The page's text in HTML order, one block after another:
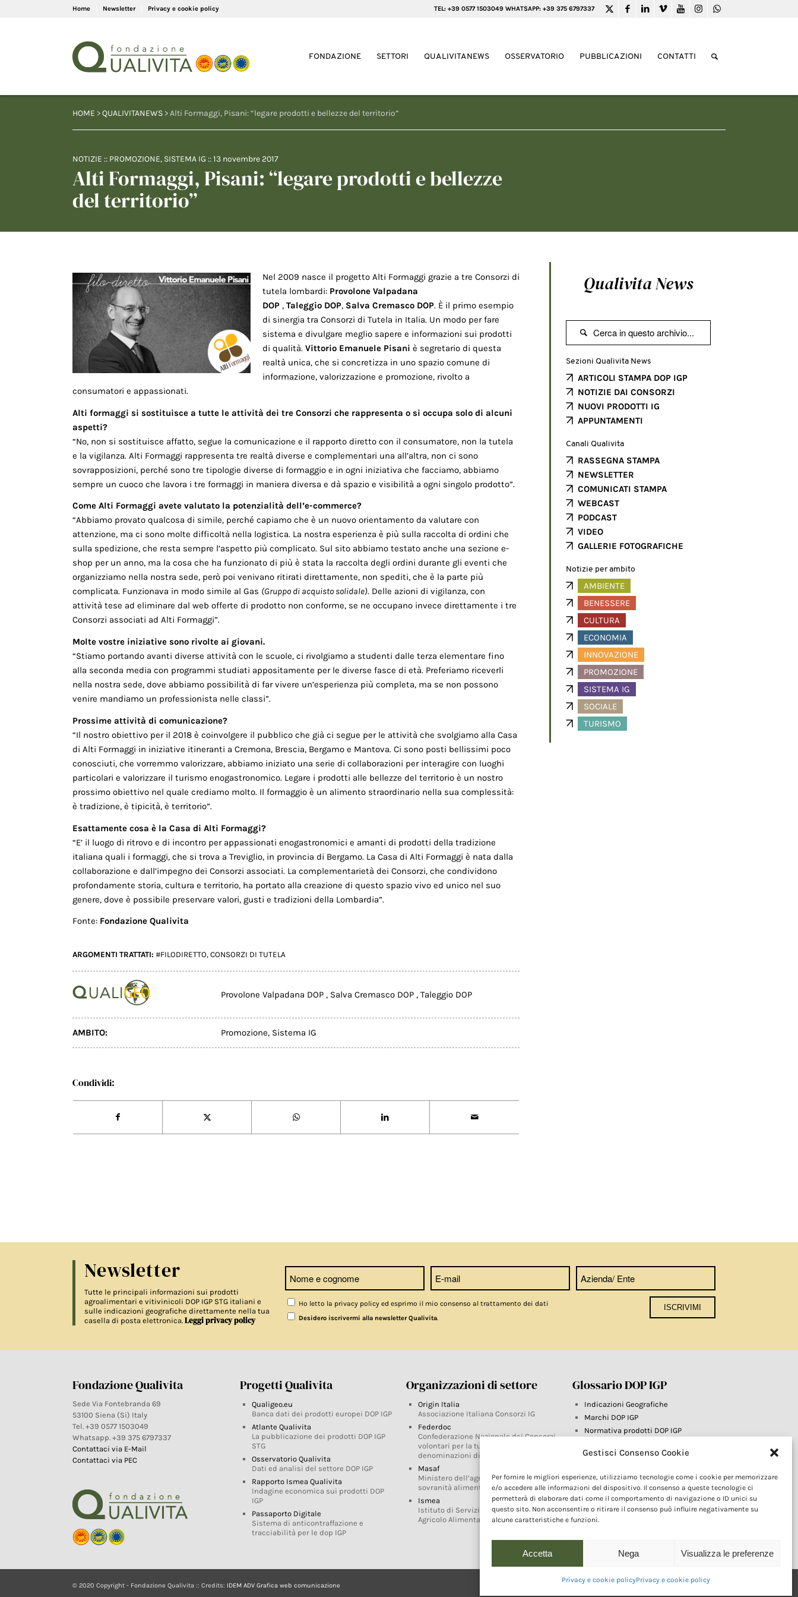
Gestisci Consenso Cookie
Per fornire le migliori esperienze, utilizziamo tecnologie come i cookie per memorizzare
e/o accedere alle informazioni del dispositivo. Il consenso a queste tecnologie ci
permetterà di elaborare dati come il comportamento di navigazione o ID unici su
questo sito. Non acconsentire o ritirare il consenso può influire negativamente su
alcune caratteristiche e funzioni.
Accetta Nega Visualizza le preferenze
Privacy e cookie policyPrivacy e cookie policy
Home Newsletter Privacy e cookie policy TEL: +39 0577 1503049 WHATSAPP: +39 375 6797337
FONDAZIONE SETTORI QUALIVITANEWS OSSERVATORIO PUBBLICAZIONI CONTATTI
HOME >QUALIVITANEWS > Alti Formaggi, Pisani: “legare prodotti e bellezze del territorio”
NOTIZIE :: PROMOZIONE, SISTEMA IG ::13 novembre 2017
Alti Formaggi, Pisani: “legare prodotti e bellezze
del territorio”
Nel 2009 nasce il progetto Alti Formaggi grazie a tre Consorzi di
tutela lombardi: Provolone Valpadana
DOP , Taleggio DOP, Salva Cremasco DOP. È il primo esempio
di sinergia tra Consorzi di Tutela in Italia. Un modo per fare
sistema e divulgare meglio sapere e informazioni sui prodotti
di qualità. Vittorio Emanuele Pisani è segretario di questa
realtà unica, che si concretizza in uno spazio comune di
informazione, valorizzazione e promozione, rivolto a
consumatori e appassionati.
Alti formaggi si sostituisce a tutte le attività dei tre Consorzi che rappresenta o si occupa solo di alcuni
aspetti?
“No, non si sostituisce affatto, segue la comunicazione e il rapporto diretto con il consumatore, non la tutela
e la vigilanza. Alti Formaggi rappresenta tre realtà diverse e complementari una all’altra, non ci sono
sovrapposizioni, perché sono tre tipologie diverse di formaggio e in ogni iniziativa che facciamo, abbiamo
sempre un cuoco che lavora i tre formaggi in maniera diversa e dà spazio e visibilità a ogni singolo prodotto”.
Come Alti Formaggi avete valutato la potenzialità dell’e-commerce?
“Abbiamo provato qualcosa di simile, perché capiamo che è un nuovo orientamento da valutare con
attenzione, ma ci sono molte difficoltà nella logistica. La nostra esperienza è più sulla raccolta di ordini che
sulla spedizione, che resta sempre l’aspetto più complicato. Sul sito abbiamo testato anche una sezione e-
shop per un anno, ma la cosa che ha funzionato di più è stata la raccolta degli ordini durante gli eventi che
organizziamo nella nostra sede, però poi venivano ritirati direttamente, non spediti, che è la parte più
complicata. Funzionava in modo simile al Gas (Gruppo di acquisto solidale). Delle azioni di vigilanza, con
attività tese ad eliminare dal web offerte di prodotto non conforme, se ne occupano invece direttamente i tre
Consorzi associati ad Alti Formaggi”.
Molte vostre iniziative sono rivolte ai giovani.
“Stiamo portando avanti diverse attività con le scuole, ci rivolgiamo a studenti dalle terza elementare fino
alla seconda media con programmi studiati appositamente per le diverse fasce di età. Preferiamo riceverli
nella nostra sede, dove abbiamo possibilità di far vivere un’esperienza più completa, ma se non possono
venire mandiamo un professionista nelle classi”.
Prossime attività di comunicazione?
“Il nostro obiettivo per il 2018 è coinvolgere il pubblico che già ci segue per le attività che svolgiamo alla Casa
di Alti Formaggi in iniziative itineranti a Cremona, Brescia, Bergamo e Mantova. Ci sono posti bellissimi poco
conosciuti, che vorremmo valorizzare, abbiamo iniziato una serie di collaborazioni per interagire con luoghi
particolari e valorizzare il turismo enogastronomico. Legare i prodotti alle bellezze del territorio è un nostro
prossimo obiettivo nel quale crediamo molto. Il formaggio è un alimento straordinario nella sua complessità:
è tradizione, è tipicità, è territorio”.
Esattamente cosa è la Casa di Alti Formaggi?
“E’ il luogo di ritrovo e di incontro per appassionati enogastronomici e amanti di prodotti della tradizione
italiana quali i formaggi, che si trova a Treviglio, in provincia di Bergamo. La Casa di Alti Formaggi è nata dalla
collaborazione e dall’impegno dei Consorzi associati. La complementarietà dei Consorzi, che condividono
profondamente storia, cultura e territorio, ha portato alla creazione di questo spazio vivo ed unico nel suo
genere, dove è possibile preservare valori, gusti e tradizioni della Lombardia”.
Fonte: Fondazione Qualivita
ARGOMENTI TRATTATI: #FILODIRETTO, CONSORZI DI TUTELA
Provolone Valpadana DOP , Salva Cremasco DOP , Taleggio DOP
AMBITO: Promozione, Sistema IG
Condividi:
Qualivita News

Sezioni Qualivita News
ARTICOLI STAMPA DOP IGP
NOTIZIE DAI CONSORZI
NUOVI PRODOTTI IG
APPUNTAMENTI
Canali Qualivita
RASSEGNA STAMPA
NEWSLETTER
COMUNICATI STAMPA
WEBCAST
PODCAST
VIDEO
GALLERIE FOTOGRAFICHE
Notizie per ambito
AMBIENTE
BENESSERE
CULTURA
ECONOMIA
INNOVAZIONE
PROMOZIONE
SISTEMA IG
SOCIALE
TURISMO
Newsletter
Tutte le principali informazioni sui prodotti
agroalimentari e vitivinicoli DOP IGP STG italiani e
sulle indicazioni geografiche direttamente nella tua
casella di posta elettronica. Leggi privacy policy
Ho letto la privacy policy ed esprimo il mio consenso al trattamento dei dati
Desidero iscrivermi alla newsletter Qualivita.
Fondazione Qualivita
Sede Via Fontebranda 69
53100 Siena (Si) Italy
Tel. +39 0577 1503049
Whatsapp. +39 375 6797337
Contattaci via E-Mail
Contattaci via PEC
Progetti Qualivita
Qualigeo.eu
Banca dati dei prodotti europei DOP IGP
Atlante Qualivita
La pubblicazione dei prodotti DOP IGP
STG
Osservatorio Qualivita
Dati ed analisi del settore DOP IGP
Rapporto Ismea Qualivita
Indagine economica sui prodotti DOP
IGP
Passaporto Digitale
Sistema di anticontraffazione e
tracciabilità per le dop IGP
Organizzazioni di settore
Origin Italia
Associazione Italiana Consorzi IG
Federdoc
Confederazione Nazionale dei Consorzi
volontari per la tutela delle
denominazioni di origine
Masaf
Ministero dell’agricoltura, della
sovranità alimentare e delle foreste
Ismea
Istituto di Servizi per il Mercato
Agricolo Alimentare
Glossario DOP IGP
Indicazioni Geografiche
Marchi DOP IGP
Normativa prodotti DOP IGP
Farm To Fork e prodotti DOP IGP
Riforma Sistema IG
Turismo DOP
© 2020 Copyright - Fondazione Qualivita :: Credits: IDEM ADV Grafica web comunicazione